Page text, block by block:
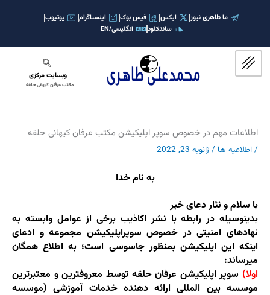
ما طاهری نیوز ایکس فیس بوک اینستاگرام
یوتیوب
ساندکلود
انگلیسی/EN
وبسایت مرکزی
مکتب عرفان کیهانی حلقه
اطلاعات مهم در خصوص سوپر اپلیکیشن مکتب عرفان کیهانی حلقه
/اطلاعیه ها /ژانویه 23, 2022
به نام خدا
با سلام و نثار دعای خیر
بدینوسیله در رابطه با نشر اکاذیب برخی از عوامل وابسته به
نهادهای امنیتی در خصوص سوپراپلیکیشن مجموعه و ادعای
اینکه این اپلیکیشن بمنظور جاسوسی است؛ به اطلاع همگان
میرساند:
اولا) سوپر اپلیکیشن عرفان حلقه توسط معروفترین و معتبرترین
موسسه بین المللی ارائه دهنده خدمات آموزشی (موسسه